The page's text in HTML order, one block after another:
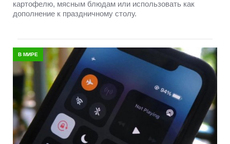
картофелю, мясным блюдам или использовать как
дополнение к праздничному столу.
В МИРЕ